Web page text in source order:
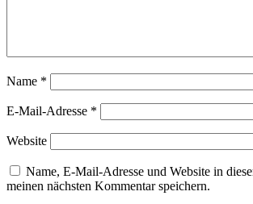
Name *
E-Mail-Adresse *
Website
Name, E-Mail-Adresse und Website in
meinen nächsten Kommentar speichern.